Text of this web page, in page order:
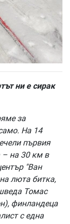
ни е сирак
за
На 14
първия
– на 30 км в
"Ван
люта битка,
Томас
финландеца
с една